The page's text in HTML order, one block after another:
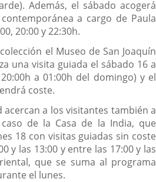
Además, el sábado acogerá
a cargo de Paula
20:00 y 22:30h.
el Museo de San Joaquín
una visita guiada el sábado 16 a
a 01:00h del domingo) y el
coste.
acercan a los visitantes también a
de la Casa de la India, que
18 con visitas guiadas sin coste
y las 13:00 y entre las 17:00 y las
que se suma al programa
el lunes.